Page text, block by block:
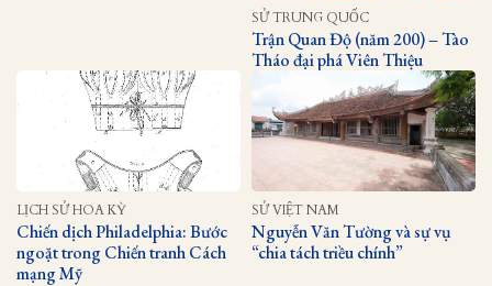
SỬ TRUNG QUỐC
Trận Quan Độ (năm 200) – Tào
Tháo đại phá Viên Thiệu
LỊCH SỬ HOA KỲ
Chiến dịch Philadelphia: Bước
ngoặt trong Chiến tranh Cách
mạng Mỹ
SỬ VIỆT NAM
Nguyễn Văn Tường và sự vụ
“chia tách triều chính”